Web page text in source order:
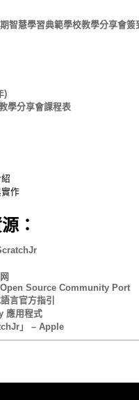
智慧學習典範學校教學分享會簽
)
學分享會課程表
作
：
Source Community Port
言官方指引
應用程式
」 – Apple